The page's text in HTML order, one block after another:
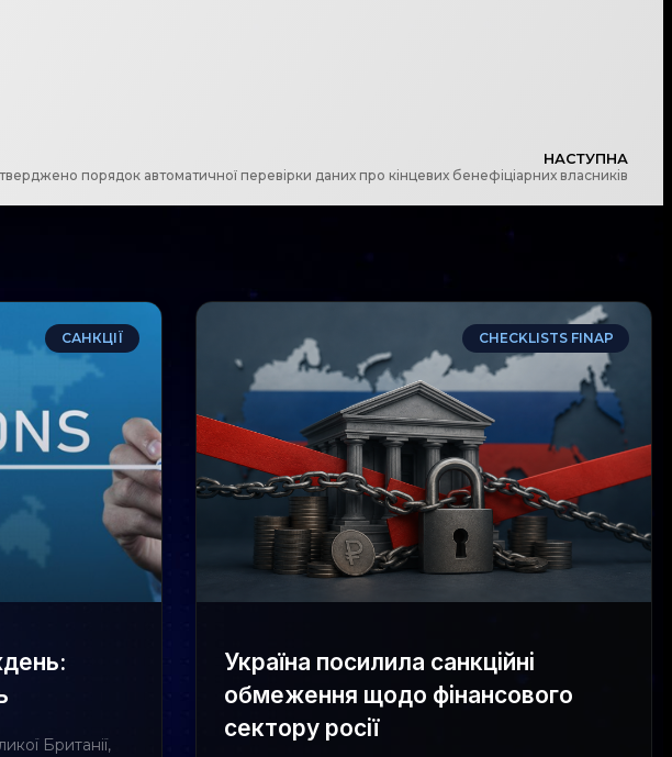
НАСТУПНА
порядок автоматичної перевірки даних про кінцевих бенефіціарних власників
САНКЦІЇ
Британії,
CHECKLISTS FINAP
Україна посилила санкційні
обмеження щодо фінансового
сектору росії